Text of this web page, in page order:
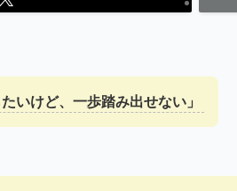
たいけど、一歩踏み出せない」